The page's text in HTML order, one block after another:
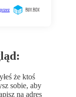
że ktoś
sobie, aby
na adres